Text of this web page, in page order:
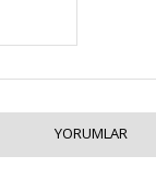
YORUMLAR